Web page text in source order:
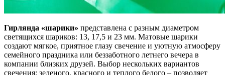
Гирлянда «шарики» представлена с разным диаметром
светящихся шариков: 13, 17,5 и 23 мм. Матовые шарики
создают мягкое, приятное глазу свечение и уютную атмосферу
семейного праздника или беззаботного летнего вечера в
компании близких друзей. Выбор нескольких вариантов
свечения: зеленого, красного и теплого белого – позволяет